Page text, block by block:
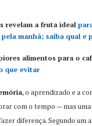
revelam a fruta ideal
manhã; saiba qual e
alimentos para o
que evitar
, o aprendizado e a
com o tempo — mas uma
diferença. Segundo um